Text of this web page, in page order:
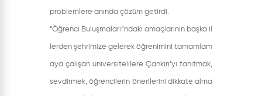
problemlere anında çözüm getirdi.
“Öğrenci Buluşmaları”ndaki amaçlarının başka il
lerden şehrimize gelerek öğrenimini tamamlam
aya çalışan üniversitelilere Çankırı’yı tanıtmak,
sevdirmek, öğrencilerin önerilerini dikkate alma